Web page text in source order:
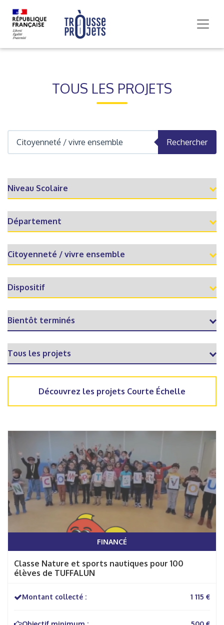
TOUS LES PROJETS
Rechercher
Découvrez les projets Courte Échelle
FINANCÉ
Classe Nature et sports nautiques pour 100
élèves de TUFFALUN
Montant collecté : 1 115 €